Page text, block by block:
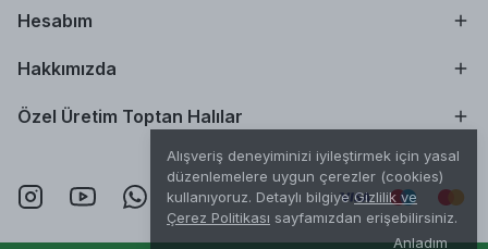
Alışveriş deneyiminizi iyileştirmek için yasal
düzenlemelere uygun çerezler (cookies)
kullanıyoruz. Detaylı bilgiyeGizlilik ve
Çerez Politikası sayfamızdan erişebilirsiniz.
Anladım
Hesabım
Hakkımızda
Özel Üretim Toptan Halılar